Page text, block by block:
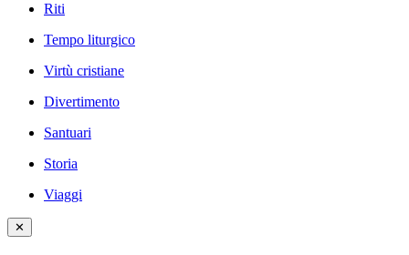
Riti
Tempo liturgico
Virtù cristiane
Divertimento
Santuari
Storia
Viaggi
✕